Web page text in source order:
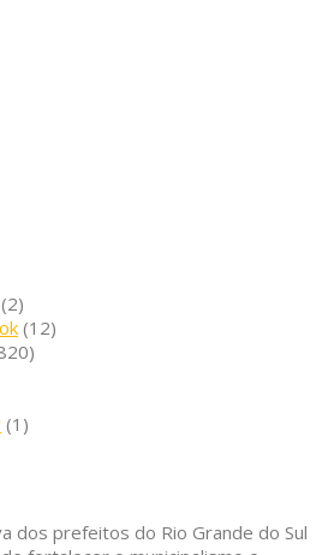
(2)
(12)
(1)
dos prefeitos do Rio Grande do Sul